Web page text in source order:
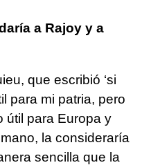
a Rajoy y a
que escribió ‘si
para mi patria, pero
útil para Europa y
la consideraría
sencilla que la